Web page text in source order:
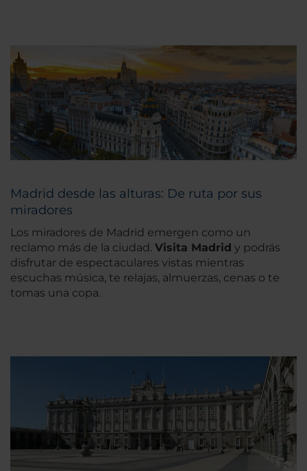
Madrid desde las alturas: De ruta por sus
miradores
Los miradores de Madrid emergen como un
reclamo más de la ciudad. Visita Madrid y podrás
disfrutar de espectaculares vistas mientras
escuchas música, te relajas, almuerzas, cenas o te
tomas una copa.